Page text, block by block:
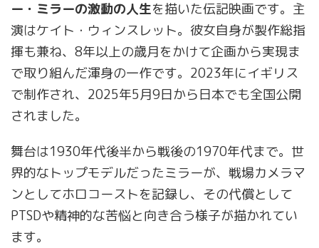
ー・ミラーの激動の人生を描いた伝記映画です。主
演はケイト・ウィンスレット。彼女自身が製作総指
揮も兼ね、8年以上の歳月をかけて企画から実現ま
で取り組んだ渾身の一作です。2023年にイギリス
で制作され、2025年5月9日から日本でも全国公開
されました。
舞台は1930年代後半から戦後の1970年代まで。世
界的なトップモデルだったミラーが、戦場カメラマ
ンとしてホロコーストを記録し、その代償として
PTSDや精神的な苦悩と向き合う様子が描かれてい
ます。